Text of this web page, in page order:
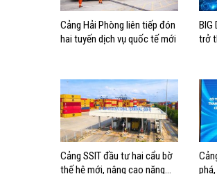
Cảng Hải Phòng liên tiếp đón
hai tuyến dịch vụ quốc tế mới
BIG
trở
Cảng SSIT đầu tư hai cẩu bờ
thế hệ mới, nâng cao năng